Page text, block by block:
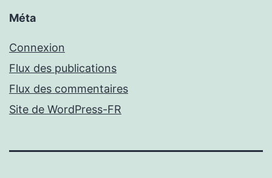
Méta
Connexion
Flux des publications
Flux des commentaires
Site de WordPress-FR